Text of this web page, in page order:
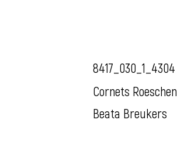
8417_030_1_4304
Cornets
Beata Breukers